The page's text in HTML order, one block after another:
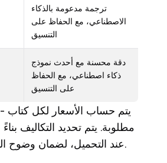
ترجمة مدعومة بالذكاء
الاصطناعي، مع الحفاظ على
التنسيق
دقة محسنة مع أحدث نموذج
ذكاء اصطناعي، مع الحفاظ
على التنسيق
يتم حساب الأسعار لكل كتاب
مطلوبة. يتم تحديد التكاليف
عند التحميل، لضمان وضوح التسعير وشفافيته.